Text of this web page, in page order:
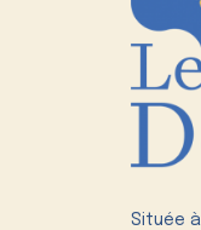
Située